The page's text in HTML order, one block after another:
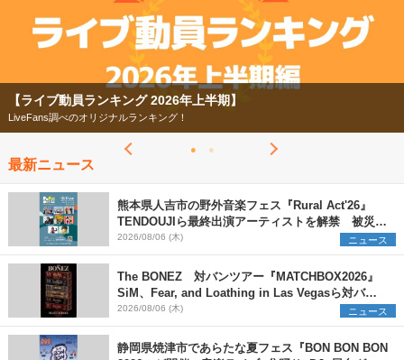
【ライブ動員ランキング 2026年上半期】
LiveFans調べのオリジナルランキング！
最新ニュース
熊本県人吉市の野外音楽フェス『Rural Act'26』
TENDOUJIら最終出演アーティストを解禁 被災地
支援プロジェクトの始動も発表
2026/08/06 (木) ニュース
The BONEZ 対バンツアー『MATCHBOX2026』
SiM、Fear, and Loathing in Las Vegasら対バン
アーティストを一斉解禁
2026/08/06 (木) ニュース
静岡県焼津市であらたな夏フェス『BON BON BON